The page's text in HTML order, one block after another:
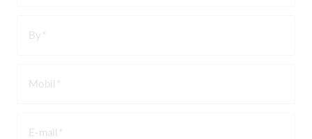
By
Mobil
E-mail